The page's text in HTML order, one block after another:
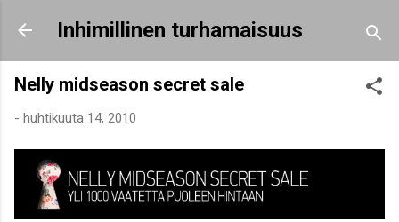
Siirry pääsisältöön
Inhimillinen turhamaisuus
Nelly midseason secret sale
- huhtikuuta 14, 2010